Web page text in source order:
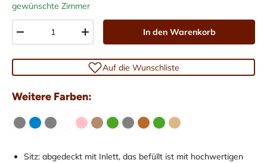
gewünschte Zimmer
-
+ In den Warenkorb
Auf die Wunschliste
Weitere Farben:
Sitz: abgedeckt mit Inlett, das befüllt ist mit hochwertigen